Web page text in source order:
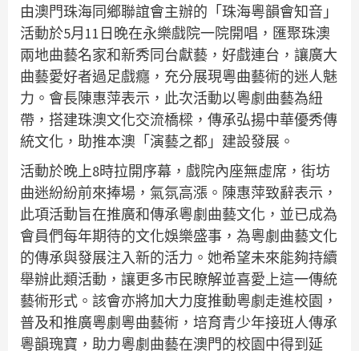
由澳門珠海同鄉聯誼會主辦的「珠海粵韻會知音」
活動於5月11日晚在永樂戲院一院開唱，匯聚珠澳
兩地曲藝名家和新秀同台獻藝，好戲連台，讓廣大
曲藝愛好者過足戲癮，充分展現粵曲藝術的迷人魅
力。會長陳惠萍表示，此次活動以粵劇曲藝為紐
帶，搭建珠澳文化交流橋樑，傳承弘揚中華優秀傳
統文化，助推本澳「演藝之都」建設發展。
活動於晚上8時拉開序幕，戲院內座無虛席，街坊
曲迷紛紛前來捧場，氣氛高漲。陳惠萍致辭表示，
此項活動旨在推廣和傳承粵劇曲藝文化，並已成為
會員們每年期待的文化娛樂盛事，為粵劇曲藝文化
的傳承與發展注入新的活力。她希望未來能夠持續
舉辦此類活動，讓更多市民瞭解並喜愛上這一傳統
藝術形式。該會亦將加大力度推動粵劇走進校園，
普及和推廣粵劇粵曲藝術，培育青少年接班人傳承
粵韻瑰寶，助力粵劇曲藝在澳門的校園中得到延